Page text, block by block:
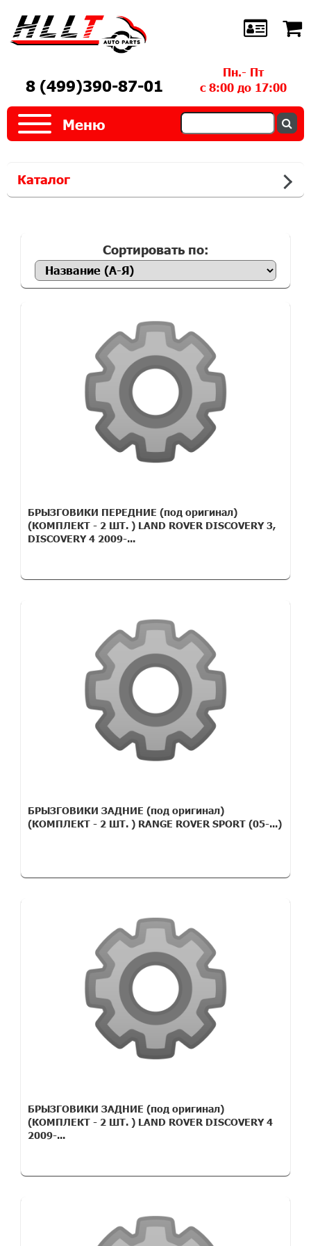
8 (499)390-87-01
Пн.- Пт
с 8:00 до 17:00
Меню
Каталог
Сортировать по:
БРЫЗГОВИКИ ПЕРЕДНИЕ (под оригинал)
(КОМПЛЕКТ - 2 ШТ. ) LAND ROVER DISCOVERY 3,
DISCOVERY 4 2009-...
БРЫЗГОВИКИ ЗАДНИЕ (под оригинал)
(КОМПЛЕКТ - 2 ШТ. ) RANGE ROVER SPORT (05-...)
БРЫЗГОВИКИ ЗАДНИЕ (под оригинал)
(КОМПЛЕКТ - 2 ШТ. ) LAND ROVER DISCOVERY 4
2009-...